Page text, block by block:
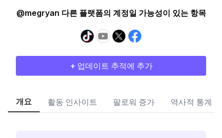
@megryan 다른 플랫폼의 계정일 가능성이 있는 항목
+ 업데이트 추적에 추가
개요 활동 인사이트 팔로워 증가 역사적 통계